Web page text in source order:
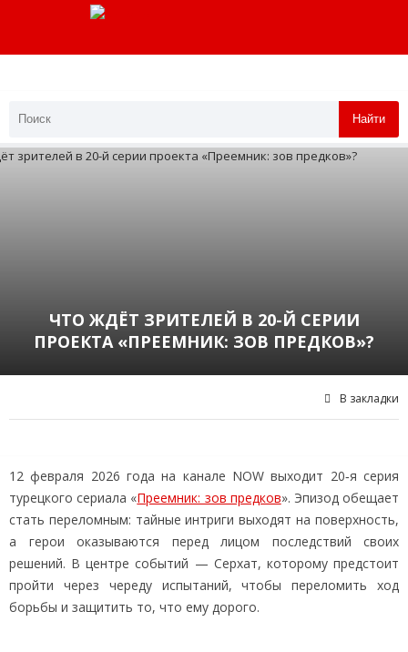
Найти
ЧТО ЖДЁТ ЗРИТЕЛЕЙ В 20-Й СЕРИИ
ПРОЕКТА «ПРЕЕМНИК: ЗОВ ПРЕДКОВ»?
В закладки
12 февраля 2026 года на канале NOW выходит 20‑я серия
турецкого сериала «Преемник: зов предков». Эпизод обещает
стать переломным: тайные интриги выходят на поверхность,
а герои оказываются перед лицом последствий своих
решений. В центре событий — Серхат, которому предстоит
пройти через череду испытаний, чтобы переломить ход
борьбы и защитить то, что ему дорого.